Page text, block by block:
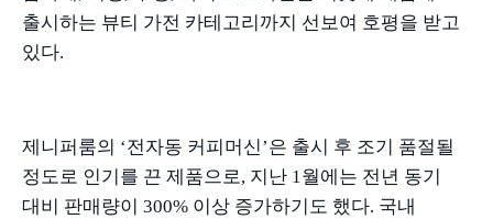
출시하는 뷰티 가전 카테고리까지 선보여 호평을 받고
있다.
제니퍼룸의 ‘전자동 커피머신’은 출시 후 조기 품절될
정도로 인기를 끈 제품으로, 지난 1월에는 전년 동기
대비 판매량이 300% 이상 증가하기도 했다. 국내